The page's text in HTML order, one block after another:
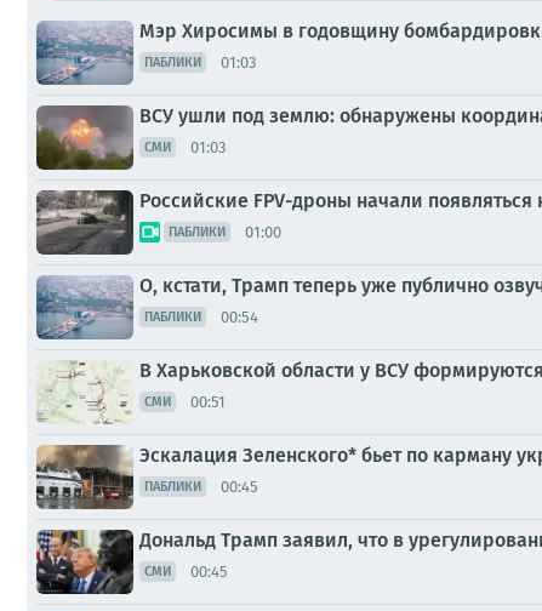
Мэр Хиросимы в годовщину
ПАБЛИКИ 01:03
ВСУ ушли под землю: обнаружены
СМИ 01:03
Российские FPV-дроны начали
ПАБЛИКИ 01:00
О, кстати, Трамп теперь уже публично
ПАБЛИКИ 00:54
В Харьковской области у ВСУ
СМИ 00:51
Эскалация Зеленского* бьет по карману
ПАБЛИКИ 00:45
Дональд Трамп заявил, что в
СМИ 00:45